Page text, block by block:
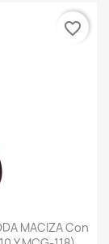
MACIZA Con
favorite_border